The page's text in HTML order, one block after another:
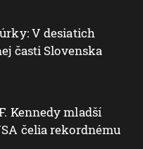
V desiatich
časti Slovenska
Kennedy mladší
čelia rekordnému